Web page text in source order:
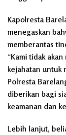
Kapolresta
menegaskan
memberantas
“Kami tidak
kejahatan untuk
Polresta
diberikan bagi
keamanan dan
Lebih lanjut,